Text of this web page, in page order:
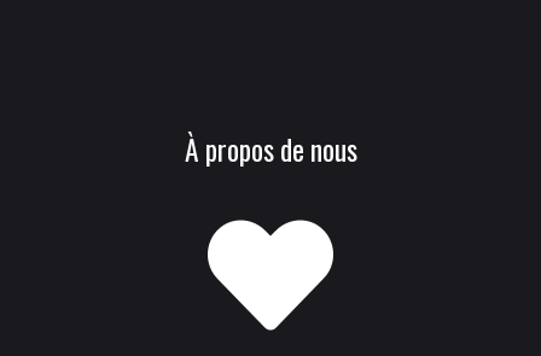
À propos de nous